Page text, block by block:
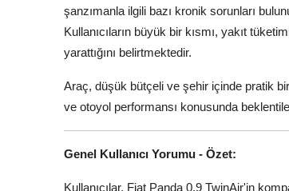
şanzımanla ilgili bazı kronik sorunları
Kullanıcıların büyük bir kısmı, yakıt
yarattığını belirtmektedir.
Araç, düşük bütçeli ve şehir içinde pratik
ve otoyol performansı konusunda
Genel Kullanıcı Yorumu - Özet:
Kullanıcılar, Fiat Panda 0.9 TwinAir'in